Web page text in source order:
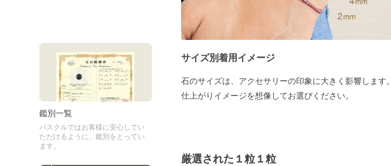
鑑別一覧
パスクルではお客様に安心してい
ただけるように、鑑別をとってい
ます。
サイズ別着用イメージ
石のサイズは、アクセサリーの印象に大きく影響します。
仕上がりイメージを想像してお選びください。
厳選された１粒１粒